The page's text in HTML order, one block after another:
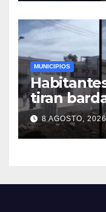
MUNICIPIOS
tiran
exigen
8 AGOSTO,